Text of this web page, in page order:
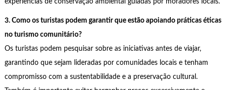
experiências de conservação ambiental guiadas por moradores locais.
3. Como os turistas podem garantir que estão apoiando práticas éticas
no turismo comunitário?
Os turistas podem pesquisar sobre as iniciativas antes de viajar,
garantindo que sejam lideradas por comunidades locais e tenham
compromisso com a sustentabilidade e a preservação cultural.